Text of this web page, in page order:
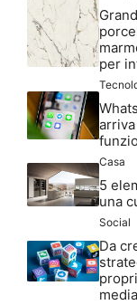
per
Casa
5
una
Social
Da
media